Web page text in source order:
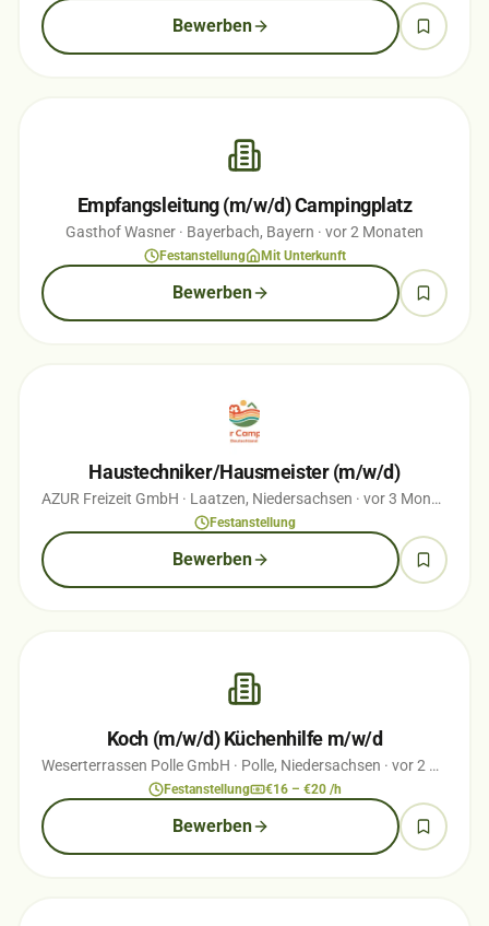
Bewerben
Empfangsleitung (m/w/d) Campingplatz
Gasthof Wasner · Bayerbach, Bayern · vor 2 Monaten
Festanstellung Mit Unterkunft
Bewerben
Haustechniker/Hausmeister (m/w/d)
AZUR Freizeit GmbH · Laatzen, Niedersachsen · vor 3 Monaten
Festanstellung
Bewerben
Koch (m/w/d) Küchenhilfe m/w/d
Weserterrassen Polle GmbH · Polle, Niedersachsen · vor 2 Monaten
Festanstellung €16 – €20 /h
Bewerben